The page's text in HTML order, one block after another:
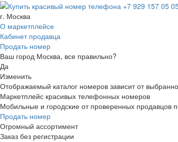
г. Москва
О маркетплейсе
Кабинет продавца
Продать номер
Ваш город Москва, все правильно?
Да
Изменить
Отображаемый каталог номеров зависит от
Маркетплейс красивых телефонных номеров
Мобильные и городские от проверенных продавцов
Продать номер
Огромный ассортимент
Заказ без регистрации